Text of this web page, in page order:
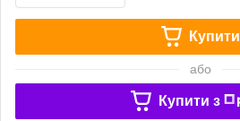
Купити
або
Купити з